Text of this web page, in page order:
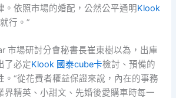
依照市場的婚配，公然公平通明Klook
行。”
市場研討分會秘書長崔東樹以為，出庫
了必定Klook 國泰cube卡檢討、預備的
。“從花費者權益保證來說，內在的事務
界精英、小甜文、先婚後愛購車時每一